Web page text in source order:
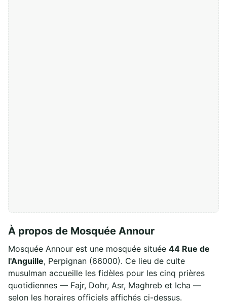
À propos de Mosquée Annour
Mosquée Annour est une mosquée située 44 Rue de
l'Anguille, Perpignan (66000). Ce lieu de culte
musulman accueille les fidèles pour les cinq prières
quotidiennes — Fajr, Dohr, Asr, Maghreb et Icha —
selon les horaires officiels affichés ci-dessus.